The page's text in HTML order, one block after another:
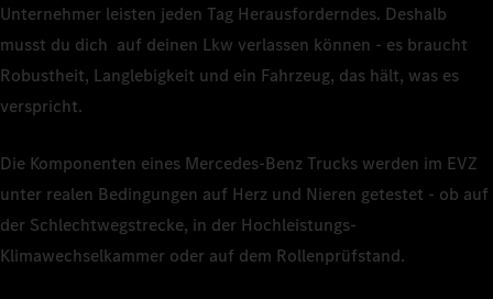
Unternehmer leisten jeden Tag Herausforderndes. Deshalb
musst du dich auf deinen Lkw verlassen können - es braucht
Robustheit, Langlebigkeit und ein Fahrzeug, das hält, was es
verspricht.
Die Komponenten eines Mercedes-Benz Trucks werden im EVZ
unter realen Bedingungen auf Herz und Nieren getestet - ob auf
der Schlechtwegstrecke, in der Hochleistungs-
Klimawechselkammer oder auf dem Rollenprüfstand.